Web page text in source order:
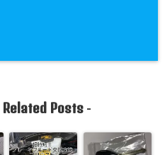
Related Posts-